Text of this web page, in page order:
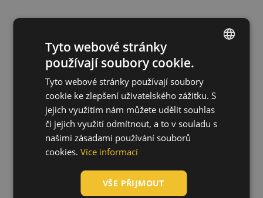
ENGLISH
CZECH
SLOVAK
ROMANIAN
Tyto webové stránky
používají soubory cookie.
Tyto webové stránky používají soubory
cookie ke zlepšení uživatelského zážitku. S
jejich využitím nám můžete udělit souhlas
či jejich využití odmítnout, a to v souladu s
našimi zásadami používání souborů
cookies. Více informací
VŠE PŘIJMOUT